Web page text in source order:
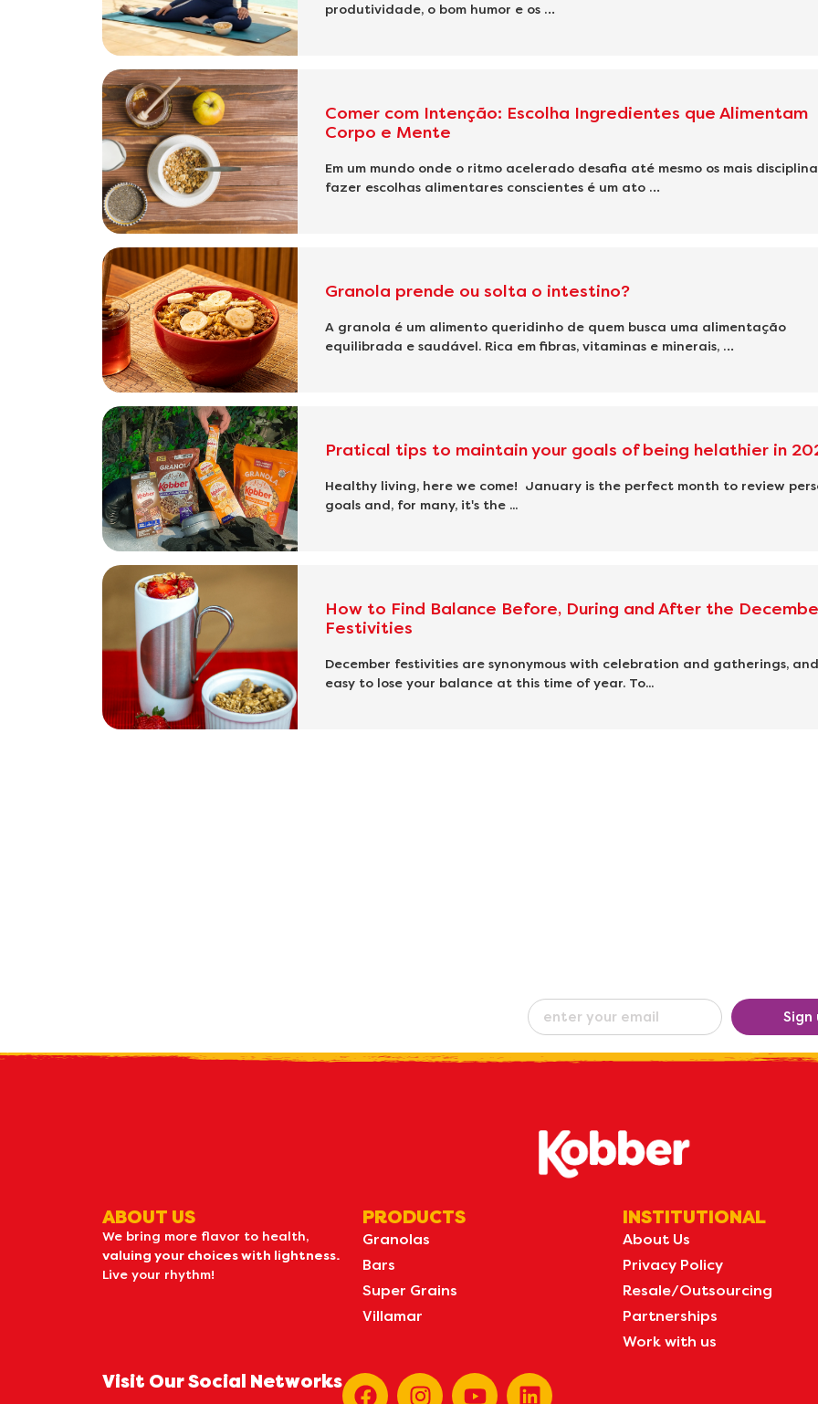
produtividade, o bom humor e os …
Comer com Intenção: Escolha Ingredientes que Alimentam
Corpo e Mente
Em um mundo onde o ritmo acelerado desafia até mesmo os mais
fazer escolhas alimentares conscientes é um ato …
Granola prende ou solta o intestino?
A granola é um alimento queridinho de quem busca uma alimentação
equilibrada e saudável. Rica em fibras, vitaminas e minerais, …
Pratical tips to maintain your goals of being helathier in
Healthy living, here we come! January is the perfect month to review
goals and, for many, it's the ...
How to Find Balance Before, During and After the
Festivities
December festivities are synonymous with celebration and gatherings,
easy to lose your balance at this time of year. To...
Sign
ABOUT US
We bring more flavor to health,
valuing your choices with lightness.
Live your rhythm!
PRODUCTS
Granolas
Bars
Super Grains
Villamar
INSTITUTIONAL
About Us
Privacy Policy
Resale/Outsourcing
Partnerships
Work with us
Visit Our Social Networks